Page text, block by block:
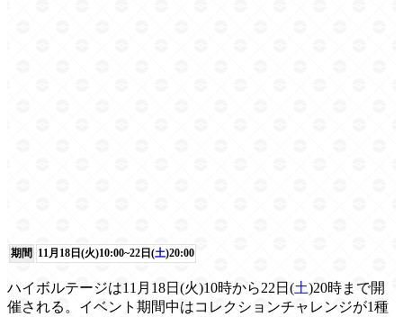
期間 11月18日(火)10:00~22日(土)20:00
ハイボルテージは11月18日(火)10時から22日(土)20時まで開
催される。イベント期間中はコレクションチャレンジが1種